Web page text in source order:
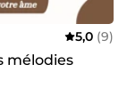
5,0 (9)
mélodies